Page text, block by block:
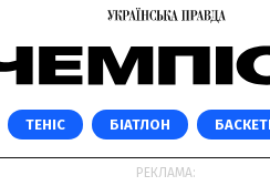
ТЕНІС БІАТЛОН
РЕКЛАМА: